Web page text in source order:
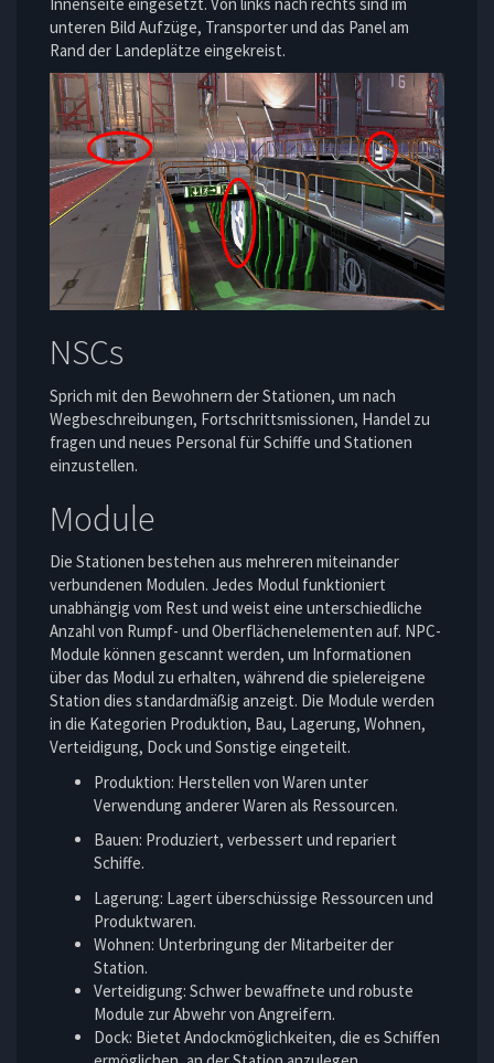
unteren Bild Aufzüge, Transporter und das Panel am
Rand der Landeplätze eingekreist.
NSCs
Sprich mit den Bewohnern der Stationen, um nach
Wegbeschreibungen, Fortschrittsmissionen, Handel zu
fragen und neues Personal für Schiffe und Stationen
einzustellen.
Module
Die Stationen bestehen aus mehreren miteinander
verbundenen Modulen. Jedes Modul funktioniert
unabhängig vom Rest und weist eine unterschiedliche
Anzahl von Rumpf- und Oberflächenelementen auf. NPC-
Module können gescannt werden, um Informationen
über das Modul zu erhalten, während die spielereigene
Station dies standardmäßig anzeigt. Die Module werden
in die Kategorien Produktion, Bau, Lagerung, Wohnen,
Verteidigung, Dock und Sonstige eingeteilt.
Produktion: Herstellen von Waren unter
Verwendung anderer Waren als Ressourcen.
Bauen: Produziert, verbessert und repariert
Schiffe.
Lagerung: Lagert überschüssige Ressourcen und
Produktwaren.
Wohnen: Unterbringung der Mitarbeiter der
Station.
Verteidigung: Schwer bewaffnete und robuste
Module zur Abwehr von Angreifern.
Dock: Bietet Andockmöglichkeiten, die es Schiffen